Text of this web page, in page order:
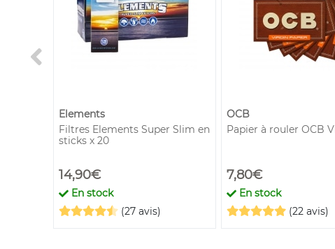
Elements
Filtres Elements Super Slim en
sticks x 20
14,90€
En stock
(27 avis)
OCB
Papier à rouler OCB
7,80€
En stock
(22 avis)